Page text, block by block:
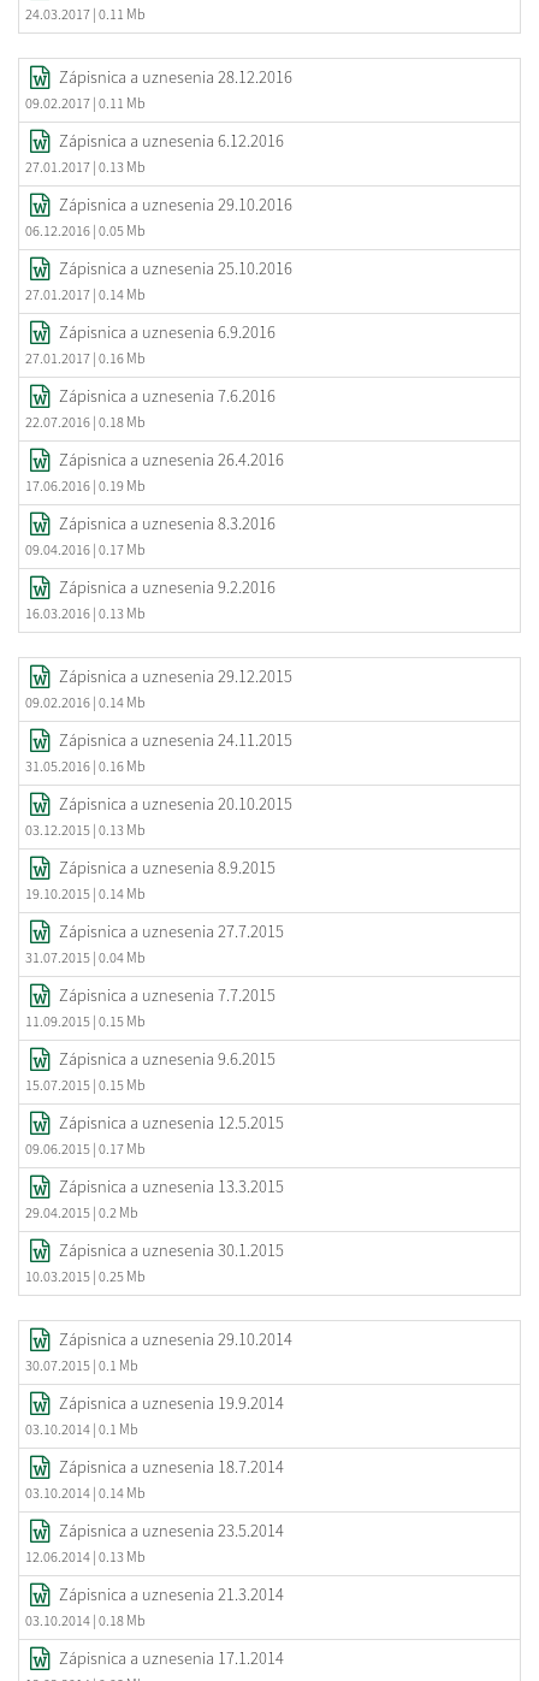
24.03.2017 | 0.11 Mb
Zápisnica a uznesenia 28.12.2016
09.02.2017 | 0.11 Mb
Zápisnica a uznesenia 6.12.2016
27.01.2017 | 0.13 Mb
Zápisnica a uznesenia 29.10.2016
06.12.2016 | 0.05 Mb
Zápisnica a uznesenia 25.10.2016
27.01.2017 | 0.14 Mb
Zápisnica a uznesenia 6.9.2016
27.01.2017 | 0.16 Mb
Zápisnica a uznesenia 7.6.2016
22.07.2016 | 0.18 Mb
Zápisnica a uznesenia 26.4.2016
17.06.2016 | 0.19 Mb
Zápisnica a uznesenia 8.3.2016
09.04.2016 | 0.17 Mb
Zápisnica a uznesenia 9.2.2016
16.03.2016 | 0.13 Mb
Zápisnica a uznesenia 29.12.2015
09.02.2016 | 0.14 Mb
Zápisnica a uznesenia 24.11.2015
31.05.2016 | 0.16 Mb
Zápisnica a uznesenia 20.10.2015
03.12.2015 | 0.13 Mb
Zápisnica a uznesenia 8.9.2015
19.10.2015 | 0.14 Mb
Zápisnica a uznesenia 27.7.2015
31.07.2015 | 0.04 Mb
Zápisnica a uznesenia 7.7.2015
11.09.2015 | 0.15 Mb
Zápisnica a uznesenia 9.6.2015
15.07.2015 | 0.15 Mb
Zápisnica a uznesenia 12.5.2015
09.06.2015 | 0.17 Mb
Zápisnica a uznesenia 13.3.2015
29.04.2015 | 0.2 Mb
Zápisnica a uznesenia 30.1.2015
10.03.2015 | 0.25 Mb
Zápisnica a uznesenia 29.10.2014
30.07.2015 | 0.1 Mb
Zápisnica a uznesenia 19.9.2014
03.10.2014 | 0.1 Mb
Zápisnica a uznesenia 18.7.2014
03.10.2014 | 0.14 Mb
Zápisnica a uznesenia 23.5.2014
12.06.2014 | 0.13 Mb
Zápisnica a uznesenia 21.3.2014
03.10.2014 | 0.18 Mb
Zápisnica a uznesenia 17.1.2014